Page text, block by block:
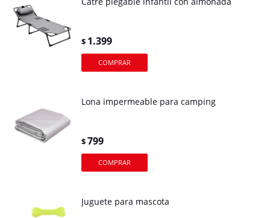
$ 1.399
Lona impermeable para camping
$799
Juguete para mascota